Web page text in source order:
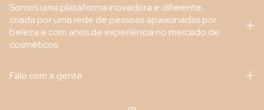
Somos uma plataforma inovadora e diferente,
criada por uma rede de pessoas apaixonadas por
beleza e com anos de experiência no mercado de
cosméticos.
Fale com a gente